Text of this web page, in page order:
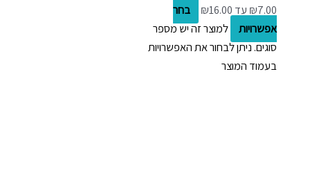
בחר
אפשרויות
למוצר זה יש מספר
סוגים. ניתן לבחור את האפשרויות
בעמוד המוצר